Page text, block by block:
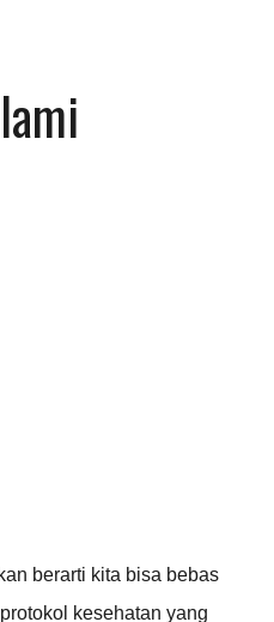
berarti kita bisa bebas
kesehatan yang